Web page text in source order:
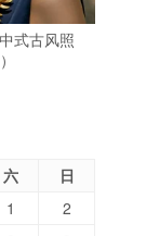
式古风照
六
日
1
2